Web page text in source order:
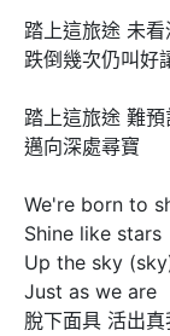
踏上這旅途 未
跌倒幾次仍叫好
踏上這旅途 難
邁向深處尋寶
We're born to
Shine like stars
Up the sky
Just as we are
脫下面具 活出真